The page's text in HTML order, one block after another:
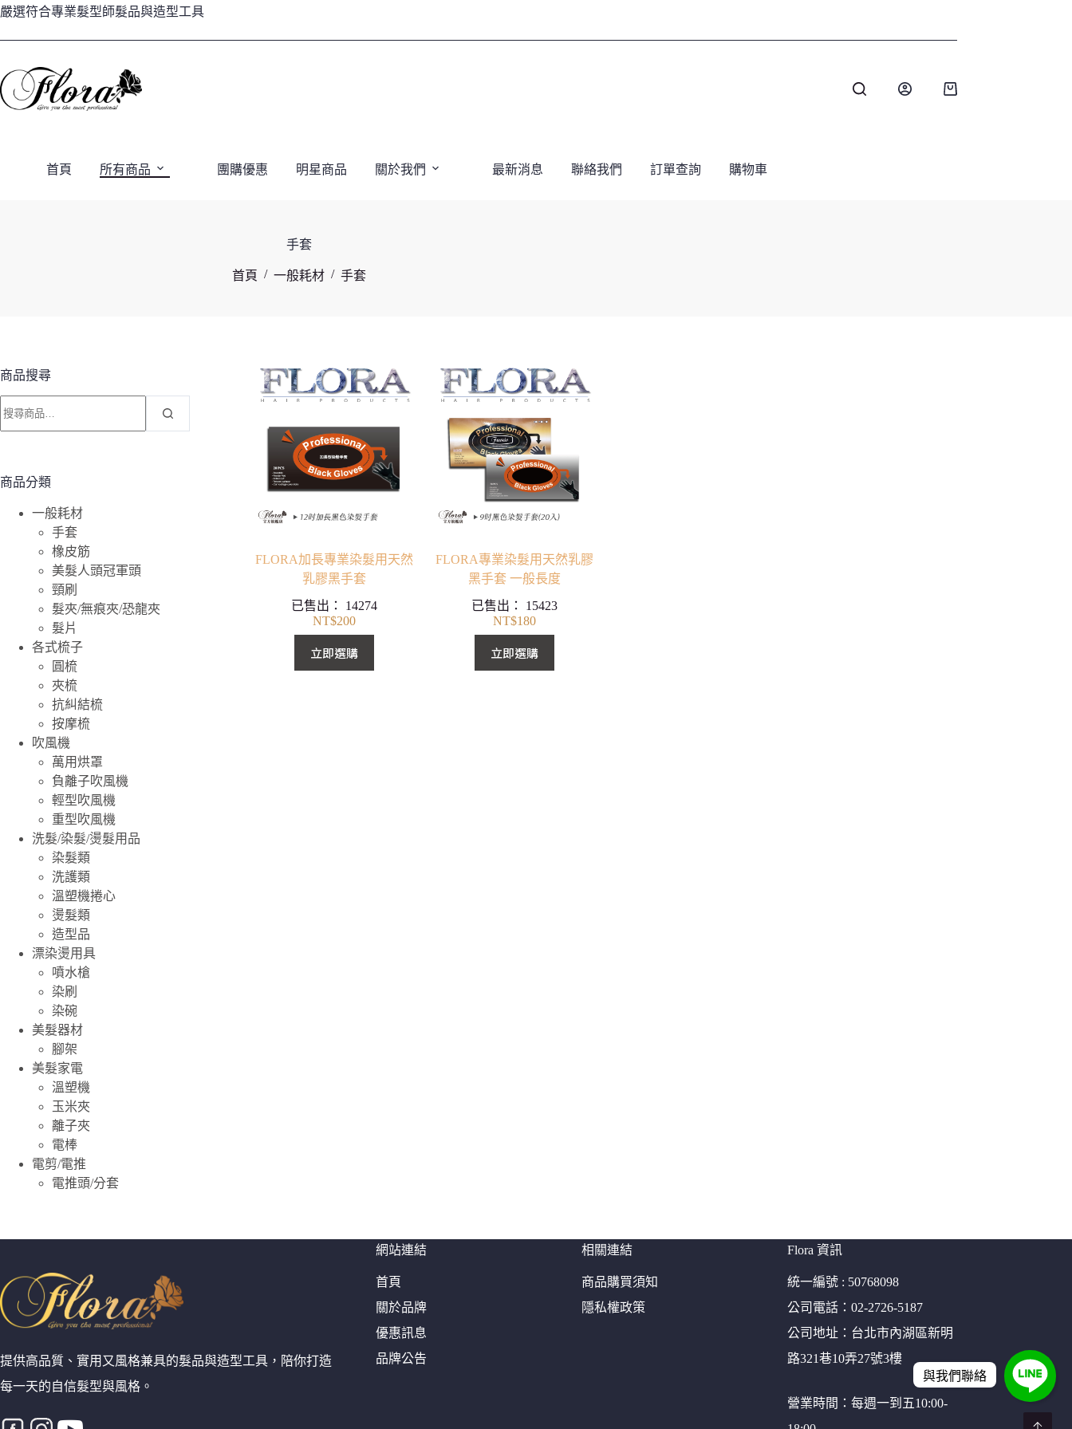
與我們聯絡
跳
內
容
嚴選符合專業髮型師髮品與造型工具
購
首頁 所有商品 團購優惠 明星商品 關於我們 最新消息 聯絡我們 訂單查詢 購物車
手套
首頁 / 一般耗材 / 手套
FLORA加長專業染髮用天然
乳膠黑手套
已售出： 14274
NT$200
立即選購
FLORA專業染髮用天然乳膠
黑手套 一般長度
已售出： 15423
NT$180
立即選購
商品搜尋
尋
商品分類
一般耗材
手套
橡皮筋
美髮人頭冠軍頭
頸刷
髮夾/無痕夾/恐龍夾
髮片
各式梳子
圓梳
夾梳
抗糾結梳
按摩梳
吹風機
萬用烘罩
負離子吹風機
輕型吹風機
重型吹風機
洗髮/染髮/燙髮用品
染髮類
洗護類
溫塑機捲心
燙髮類
造型品
漂染燙用具
噴水槍
染刷
染碗
美髮器材
腳架
美髮家電
溫塑機
玉米夾
離子夾
電棒
電剪/電推
電推頭/分套
提供高品質、實用又風格兼具的髮品與造型工具，陪你打造
每一天的自信髮型與風格。
網站連結
首頁
關於品牌
優惠訊息
品牌公告
相關連結
商品購買須知
隱私權政策
Flora 資訊
統一編號 : 50768098
公司電話：02-2726-5187
公司地址：台北市內湖區新明
路321巷10弄27號3樓
營業時間：每週一到五10:00-